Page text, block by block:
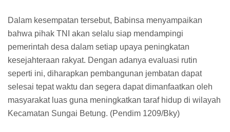
Dalam kesempatan tersebut, Babinsa menyampaikan
bahwa pihak TNI akan selalu siap mendampingi
pemerintah desa dalam setiap upaya peningkatan
kesejahteraan rakyat. Dengan adanya evaluasi rutin
seperti ini, diharapkan pembangunan jembatan dapat
selesai tepat waktu dan segera dapat dimanfaatkan oleh
masyarakat luas guna meningkatkan taraf hidup di wilayah
Kecamatan Sungai Betung. (Pendim 1209/Bky)